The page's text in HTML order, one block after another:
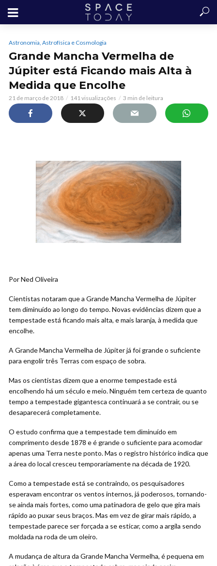
Astronomia, Astrofísica e Cosmologia
Grande Mancha Vermelha de
Júpiter está Ficando mais Alta à
Medida que Encolhe
21 de março de 2018 141 visualizações 3 min de leitura
Por Ned Oliveira
Cientistas notaram que a Grande Mancha Vermelha de Júpiter
tem diminuído ao longo do tempo. Novas evidências dizem que a
tempestade está ficando mais alta, e mais laranja, à medida que
encolhe.
A Grande Mancha Vermelha de Júpiter já foi grande o suficiente
para engolir três Terras com espaço de sobra.
Mas os cientistas dizem que a enorme tempestade está
encolhendo há um século e meio. Ninguém tem certeza de quanto
tempo a tempestade gigantesca continuará a se contrair, ou se
desaparecerá completamente.
O estudo confirma que a tempestade tem diminuído em
comprimento desde 1878 e é grande o suficiente para acomodar
apenas uma Terra neste ponto. Mas o registro histórico indica que
a área do local cresceu temporariamente na década de 1920.
Como a tempestade está se contraindo, os pesquisadores
esperavam encontrar os ventos internos, já poderosos, tornando-
se ainda mais fortes, como uma patinadora de gelo que gira mais
rápido ao puxar seus braços. Mas em vez de girar mais rápido, a
tempestade parece ser forçada a se esticar, como a argila sendo
moldada na roda de um oleiro.
A mudança de altura da Grande Mancha Vermelha, é pequena em